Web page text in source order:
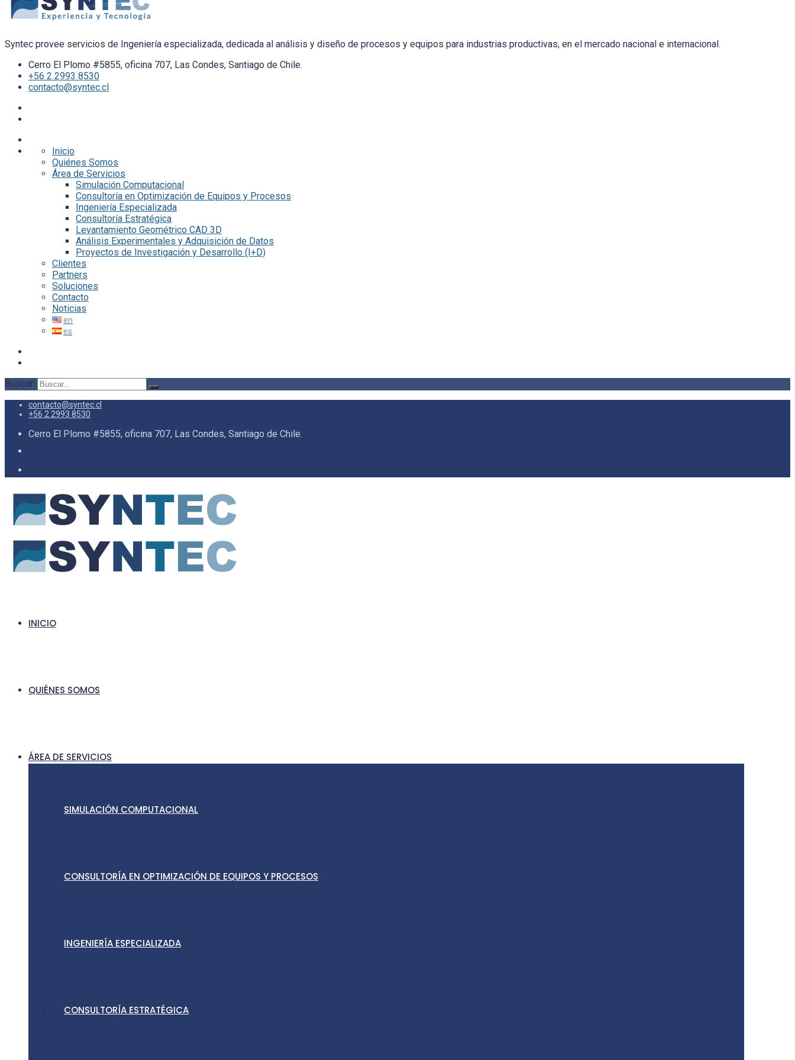
Syntec provee servicios de Ingeniería especializada, dedicada al análisis y diseño de procesos y equipos para industrias productivas, en el mercado nacional e internacional.
Cerro El Plomo #5855, oficina 707, Las Condes, Santiago de Chile.
+56 2 2993 8530
contacto@syntec.cl
Inicio
Quiénes Somos
Área de Servicios
Simulación Computacional
Consultoría en Optimización de Equipos y Procesos
Ingeniería Especializada
Consultoría Estratégica
Levantamiento Geométrico CAD 3D
Análisis Experimentales y Adquisición de Datos
Proyectos de Investigación y Desarrollo (I+D)
Clientes
Partners
Soluciones
Contacto
Noticias
Buscar:
contacto@syntec.cl
+56 2 2993 8530
Cerro El Plomo #5855, oficina 707, Las Condes, Santiago de Chile.
INICIO
QUIÉNES SOMOS
ÁREA DE SERVICIOS
SIMULACIÓN COMPUTACIONAL
CONSULTORÍA EN OPTIMIZACIÓN DE EQUIPOS Y PROCESOS
INGENIERÍA ESPECIALIZADA
CONSULTORÍA ESTRATÉGICA